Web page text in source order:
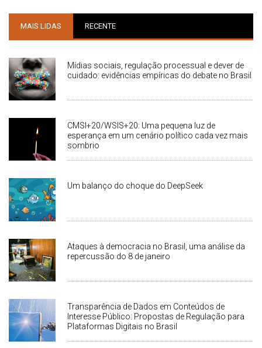
MAIS LIDAS RECENTE
Mídias sociais, regulação processual e dever de
cuidado: evidências empíricas do debate no Brasil
CMSI+20/WSIS+20: Uma pequena luz de
esperança em um cenário político cada vez mais
sombrio
Um balanço do choque do DeepSeek
Ataques à democracia no Brasil, uma análise da
repercussão do 8 de janeiro
Transparência de Dados em Conteúdos de
Interesse Público: Propostas de Regulação para
Plataformas Digitais no Brasil